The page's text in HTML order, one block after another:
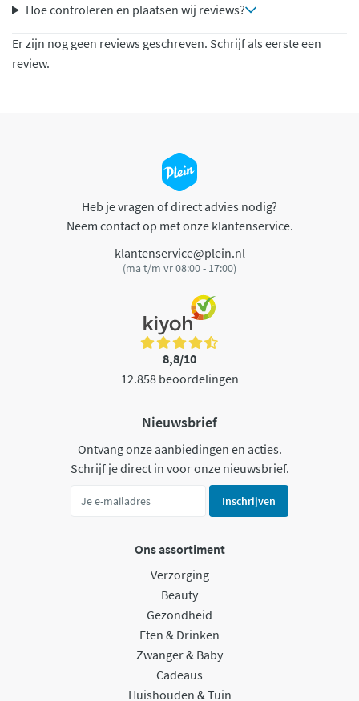
Hoe controleren en plaatsen wij reviews?
Er zijn nog geen reviews geschreven. Schrijf als eerste een
review.
Heb je vragen of direct advies nodig?
Neem contact op met onze klantenservice.
klantenservice@plein.nl
(ma t/m vr 08:00 - 17:00)
8,8/10
12.858 beoordelingen
Nieuwsbrief
Ontvang onze aanbiedingen en acties.
Schrijf je direct in voor onze nieuwsbrief.
Inschrijven
Ons assortiment
Verzorging
Beauty
Gezondheid
Eten & Drinken
Zwanger & Baby
Cadeaus
Huishouden & Tuin